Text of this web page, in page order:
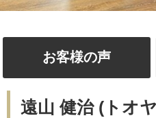
お客様の声
遠山 健治 (トオ